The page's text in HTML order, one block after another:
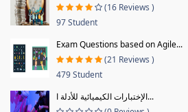
(16 Reviews )
97 Student
Exam Questions based on Agile...
(21 Reviews )
479 Student
الإختبارات الكيميائية للأدلة ا...